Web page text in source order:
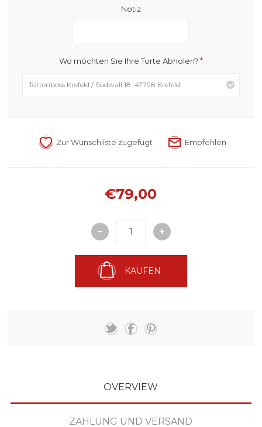
Notiz
Wo möchten Sie Ihre Torte Abholen? *
€79,00
KAUFEN
OVERVIEW
ZAHLUNG UND VERSAND